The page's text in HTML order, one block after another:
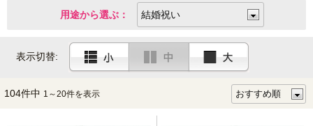
用途から選ぶ：
表示切替:
104件中 1～20件を表示